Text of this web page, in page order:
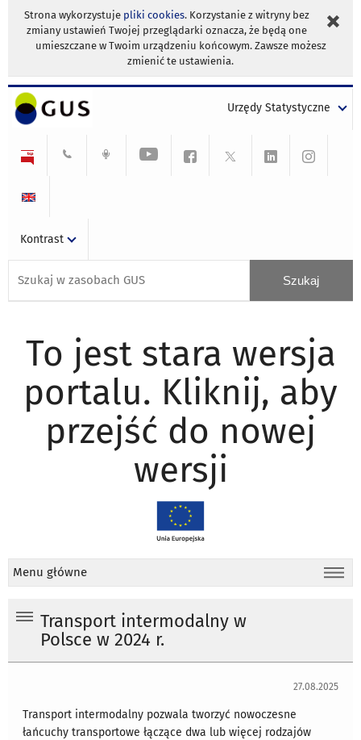
Strona wykorzystuje pliki cookies. Korzystanie z witryny bez
zmiany ustawień Twojej przeglądarki oznacza, że będą one
umieszczane w Twoim urządzeniu końcowym. Zawsze możesz
zmienić te ustawienia.
Urzędy Statystyczne
Kontrast
To jest stara wersja
portalu. Kliknij, aby
przejść do nowej
wersji
Menu główne
Transport intermodalny w
Polsce w 2024 r.
27.08.2025
Transport intermodalny pozwala tworzyć nowoczesne
łańcuchy transportowe łączące dwa lub więcej rodzajów